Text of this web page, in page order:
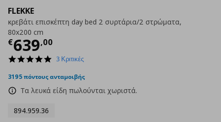
FLEKKE
κρεβάτι επισκέπτη day bed 2 συρτάρια/2 στρώματα,
80x200 cm
€639,00
Τρέχουσα τιμή
5.0
rating
3 Κριτικές
3195 πόντους ανταμοιβής
Τα λευκά είδη πωλούνται χωριστά.
894.959.36